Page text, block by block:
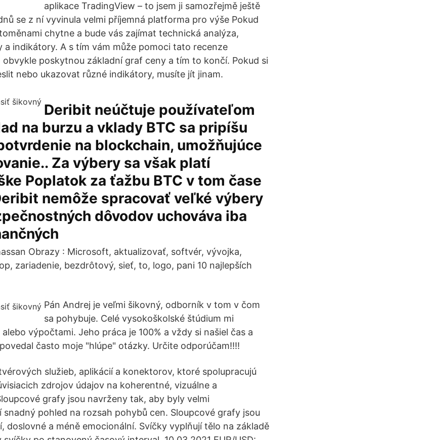
aplikace TradingView – to jsem ji samozřejmě ještě
se z ní vyvinula velmi příjemná platforma pro výše Pokud
chytne a bude vás zajímat technická analýza,
indikátory. A s tím vám může pomoci tato recenze
obvykle poskytnou základní graf ceny a tím to končí. Pokud si
nebo ukazovat různé indikátory, musíte jít jinam.
Deribit neúčtuje používateľom
na burzu a vklady BTC sa pripíšu
na blockchain, umožňujúce
Za výbery sa však platí
Poplatok za ťažbu BTC v tom čase
nemôže spracovať veľké výbery
dôvodov uchováva iba
Obrazy : Microsoft, aktualizovať, softvér, vývojka,
zariadenie, bezdrôtový, sieť, to, logo, pani 10 najlepších
Pán Andrej je veľmi šikovný, odborník v tom v čom
sa pohybuje. Celé vysokoškolské štúdium mi
výpočtami. Jeho práca je 100% a vždy si našiel čas a
často moje "hlúpe" otázky. Určite odporúčam!!!!
služieb, aplikácií a konektorov, ktoré spolupracujú
zdrojov údajov na koherentné, vizuálne a
grafy jsou navrženy tak, aby byly velmi
snadný pohled na rozsah pohybů cen. Sloupcové grafy jsou
doslovné a méně emocionální. Svíčky vyplňují tělo na základě